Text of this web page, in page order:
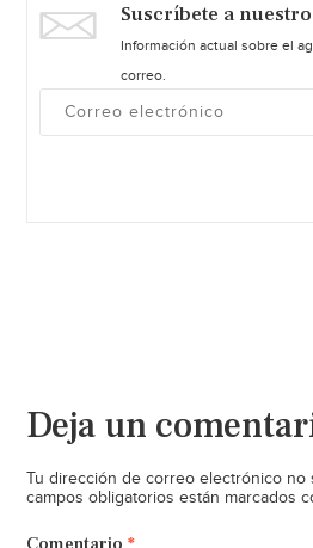
Suscríbete a
Información actual sobre el
correo.
Deja un
Tu dirección de correo electrónico no
campos obligatorios están marcados